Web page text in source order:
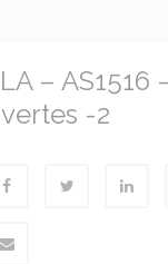
– AS1516
-2